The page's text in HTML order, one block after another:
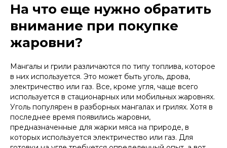
На что еще нужно обратить
внимание при покупке
жаровни?
Мангалы и грили различаются по типу топлива, которое
в них используется. Это может быть уголь, дрова,
электричество или газ. Все, кроме угля, чаще всего
используется в стационарных или мобильных жаровнях.
Уголь популярен в разборных мангалах и грилях. Хотя в
последнее время появились жаровни,
предназначенные для жарки мяса на природе, в
которых используется электричество или газ. Для